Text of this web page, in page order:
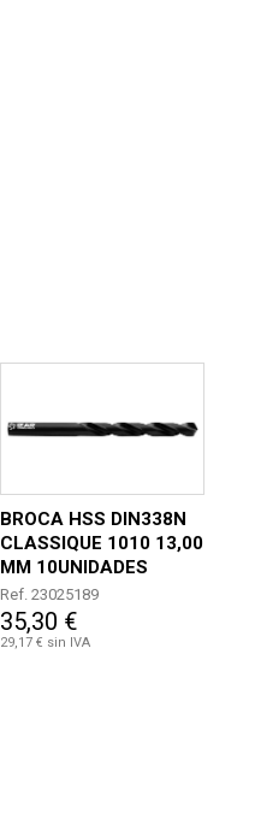
BROCA HSS DIN338N
CLASSIQUE 1010 13,00
MM 10UNIDADES
Ref. 23025189
35,30 €
29,17 € sin IVA